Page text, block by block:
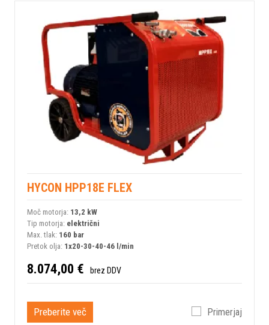
HYCON HPP18E FLEX
Moč motorja: 13,2 kW
Tip motorja: električni
Max. tlak: 160 bar
Pretok olja: 1x20-30-40-46 l/min
8.074,00 € brez DDV
Preberite več Primerjaj